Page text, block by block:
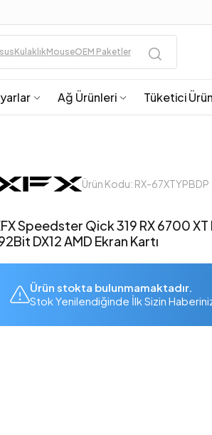
KulaklıkMouseOEM Paketler
Ağ Ürünleri Tüketici
Ürün Kodu: RX-67XTYPBDP
Speedster Qick 319 RX 6700 XT
DX12 AMD Ekran Kartı
Ürün stokta bulunmamaktadır.
Stok Yenilendiğinde İlk Sizin